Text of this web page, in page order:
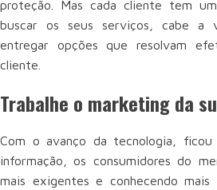
proteção. Mas cada cliente tem
buscar os seus serviços, cabe a
entregar opções que resolvam
cliente.
Trabalhe o marketing da
Com o avanço da tecnologia,
informação, os consumidores do
mais exigentes e conhecendo mais